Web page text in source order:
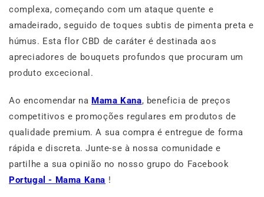
complexa, começando com um ataque quente e
amadeirado, seguido de toques subtis de pimenta preta e
húmus. Esta flor CBD de caráter é destinada aos
apreciadores de bouquets profundos que procuram um
produto excecional.
Ao encomendar na Mama Kana, beneficia de preços
competitivos e promoções regulares em produtos de
qualidade premium. A sua compra é entregue de forma
rápida e discreta. Junte-se à nossa comunidade e
partilhe a sua opinião no nosso grupo do Facebook
Portugal - Mama Kana !